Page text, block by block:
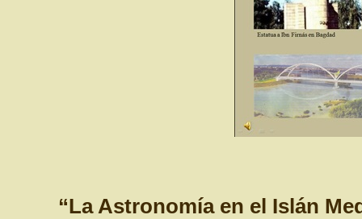
“La Astronomía en el Islán